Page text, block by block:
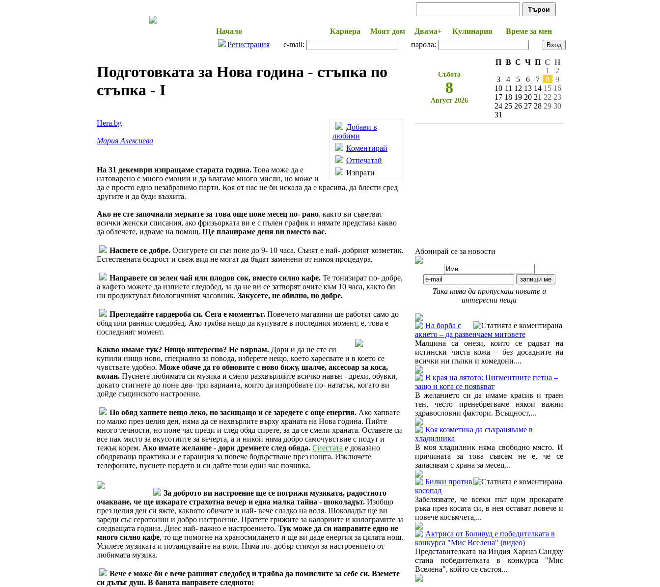
Начало Кариера Моят дом Двама+ Кулинария
Време за мен
Регистрация
e-mail: парола:
Подготовката за Нова година - стъпка по
стъпка - I
Добави в
любими
Коментирай
Отпечатай
Изпрати
Hera.bg
Мария Алексиева
На 31 декември изпращаме старата година. Това може да е
натоварено с много емоции и да влагаме много мисли, но може и
да е просто едно незабравимо парти. Коя от нас не би искала да е красива, да блести сред
другите и да буди възхита.
Акo не сте започнали мерките за това още поне месец по- рано, както ви съветват
всички женски списания, ако фризьорката ви е с пълен график и нямате представа какво
да облечете, идваме на помощ. Ще планираме деня ви вместо вас.
Наспете се добре. Осигурете си сън поне до 9- 10 часа. Сънят е най- добрият козметик.
Естествената бодрост и свеж вид не могат да бъдат заменени от никоя процедура.
Направете си зелен чай или плодов сок, вместо силно кафе. Те тонизират по- добре,
а кафето можете да изпиете следобед, за да не ви се затворят очите към 10 часа, както би
ни продиктувал биологичният часовник. Закусете, не обилно, но добре.
Прегледайте гардероба си. Сега е моментът. Повечето магазини ще работят само до
обяд или ранния следобед. Ако трябва нещо да купувате в последния момент, е, това е
последният момент.
Какво имаме тук? Нищо интересно? Не вярвам. Дори и да не сте си
купили нищо ново, специално за повода, изберете нещо, което харесвате и в което се
чувствате удобно. Може обаче да го обновите с ново бижу, шалче, аксесоар за коса,
колан. Пуснете любимата си музика и смело разхвърляйте всичко навън - дрехи, обувки,
докато стигнете до поне два- три варианта, които да изпробвате по- нататък, когато ви
дойде същинското настроение.
По обяд хапнете нещо леко, но засищащо и се заредете с още енергия. Ако хапвате
по малко през целия ден, няма да се нахвърлите върху храната на Нова година. Пийте
много течности, но поне час преди и след обяд спрете, за да се смели храната. Оставете си
все пак място за вкусотиите за вечерта, а и никой няма добро самочувствие с подут и
тежък корем. Ако имате желание - дори дремнете след обяда. Сиестата е доказано
ободряваща практика и е гаранция за повече бодърстване през нощта. Изключете
телефоните, пуснете пердето и си дайте този един час почивка.
За доброто ви настроение ще се погрижи музиката, радостното
очакване, че ще изкарате страхотна вечер и една малка тайна - шоколадът. Изобщо
през целия ден си яжте, каквото обичате и най- вече сладко на воля. Шоколадът ще ви
зареди със серотонин и добро настроение. Пратете грижите за калориите и килограмите за
следващата година. Днес най- важно е настроението. Тук може да си направите едно не
много силно кафе, то ще помогне на храносмилането и ще ви даде енергия за цялата нощ.
Усилете музиката и потанцувайте на воля. Няма по- добър стимул за настроението от
любимата музика.
Вече е може би е вече ранният следобед и трябва да помислите за себе си. Вземете
си дълъг душ. В банята направете следното:
Събота
8
Август 2026
П В С Ч П С Н
1
2
3
4 5 6 7 8
9
10 11 12 13 14 15 16
17 18 19 20 21 22 23
24 25 26 27 28 29 30
31
Абонирай се за новости
Така няма да пропускаш новите и
интересни неща
На борба с
акнето – да развенчаем митовете
Малцина са онези, които се радват на
истински чиста кожа – без досадните на
всички ни пъпки и комедони....
В края на лятото: Пигментните петна –
защо и кога се появяват
В желанието си да имаме красив и траен
тен, често пренебрегваме някои важни
здравословни фактори. Всъщност,...
Коя козметика да съхраняваме в
хладилника
В моя хладилник няма свободно място. И
причината за това съвсем не е, че се
запасявам с храна за месец...
Билки против
косопад
Забелязвате, че всеки път щом прокарате
ръка през косата си, в нея остават повече и
повече косъмчета,...
Актриса от Боливуд е победителката в
конкурса "Мис Вселена" (видео)
Представителката на Индия Харназ Сандху
стана победителката в конкурса "Мис
Вселена", който се състоя...